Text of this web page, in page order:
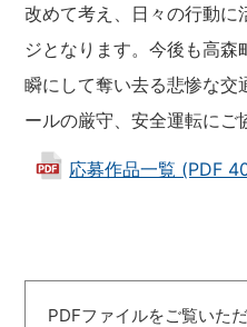
改めて考え、日々の行動に
ジとなります。今後も高
瞬にして奪い去る悲惨な
ールの厳守、安全運転にご
応募作品一覧 (PDF
PDFファイルをご覧いた